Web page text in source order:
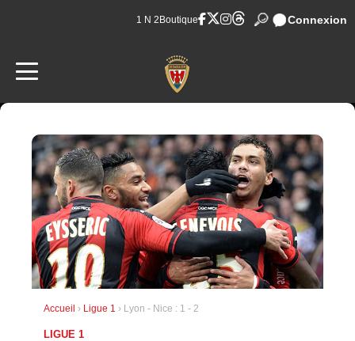
1 N 2 Boutique Connexion
Accueil › Ligue 1 › Lyon - Nice : 1 - 2
LIGUE 1